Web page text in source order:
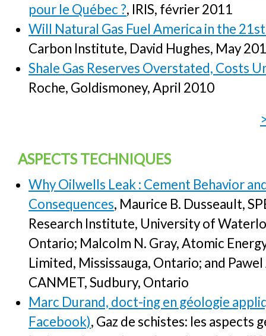
pour le Québec ?, IRIS, février 2011
Will Natural Gas Fuel America in the
Carbon Institute, David Hughes, May
Shale Gas Reserves Overstated, Costs
Roche, Goldismoney, April 2010
ASPECTS TECHNIQUES
Why Oilwells Leak : Cement Behavior
Consequences, Maurice B. Dusseault,
Research Institute, University of
Ontario; Malcolm N. Gray, Atomic
Limited, Mississauga, Ontario; and
CANMET, Sudbury, Ontario
Marc Durand, doct-ing en géologie
Facebook), Gaz de schistes: les aspects